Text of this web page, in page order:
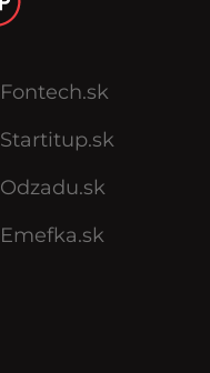
Fontech.sk
Startitup.sk
Odzadu.sk
Emefka.sk